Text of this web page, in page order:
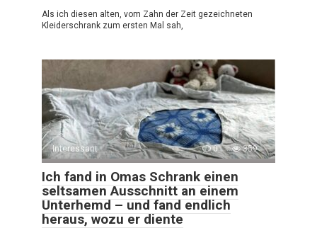
Als ich diesen alten, vom Zahn der Zeit gezeichneten
Kleiderschrank zum ersten Mal sah,
Interessant 0 359
Ich fand in Omas Schrank einen
seltsamen Ausschnitt an einem
Unterhemd – und fand endlich
heraus, wozu er diente